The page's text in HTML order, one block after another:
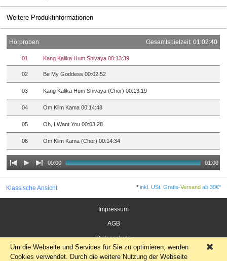
Weitere Produktinformationen
Hörproben Gesamtspielzeit: 01:02:40
01 Kang Kalika Hum Shivaya 00:13:39
02 Be My Goddess 00:02:52
03 Kang Kalika Hum Shivaya (Chor) 00:13:19
04 Om Klim Kama 00:14:48
05 Oh, I Want You 00:03:28
06 Om Klim Kama (Chor) 00:14:34
00:00 01:00
Klassische Ansicht *inkl. USt. Gratis-Versand ab 30€*
Impressum
AGB
Datenschutz
Widerrufsrecht für Verbraucher
Um die Webseite und Services für Sie zu optimieren, werden
Cookies verwendet. Durch die weitere Nutzung der Webseite